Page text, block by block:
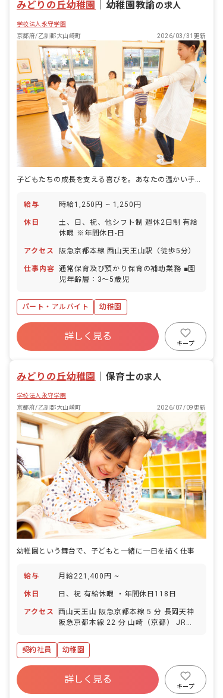
みどりの丘幼稚園 幼稚園教諭の求人
学校法人永守学園
京都府/乙訓郡大山崎町
2026/03/31更新
子どもたちの成長を支える喜びを。あなたの温かい手が未来を育みます。
給与 時給1,250円 ~ 1,250円
休日
土、日、祝、他シフト制 週休2日制 有給
休暇 ※年間休日-日
アクセス 阪急京都本線 西山天王山駅（徒歩5分）
仕事内容 通常保育及び預かり保育の補助業務 ■園
児年齢層：3～5歳児
パート・アルバイト 幼稚園
詳しく見る
キープ
みどりの丘幼稚園 保育士の求人
学校法人永守学園
京都府/乙訓郡大山崎町
2026/07/09更新
幼稚園という舞台で、子どもと一緒に一日を描く仕事
給与 月給221,400円 ~
休日 日、祝 有給休暇 ・年間休日118日
アクセス
西山天王山 阪急京都本線 5 分 長岡天神
阪急京都本線 22 分 山崎（京都） JR東
分 大山崎 阪急京都本線 26 分
契約社員 幼稚園
詳しく見る
キープ